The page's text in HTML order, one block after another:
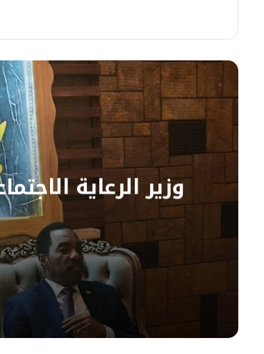
و
ق
ع
ا
ل
ب
س
ب
و
ك
وزير الرعاية
وزير الرعاية الاجتماعية ولاية الجزيرة